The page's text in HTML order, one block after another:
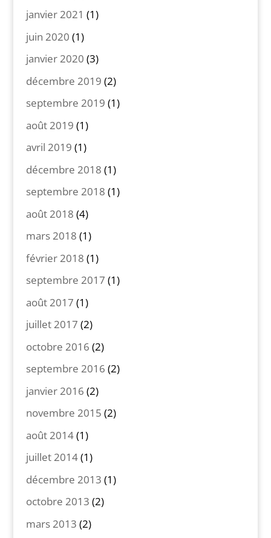
janvier 2021 (1)
juin 2020 (1)
janvier 2020 (3)
décembre 2019 (2)
septembre 2019 (1)
août 2019 (1)
avril 2019 (1)
décembre 2018 (1)
septembre 2018 (1)
août 2018 (4)
mars 2018 (1)
février 2018 (1)
septembre 2017 (1)
août 2017 (1)
juillet 2017 (2)
octobre 2016 (2)
septembre 2016 (2)
janvier 2016 (2)
novembre 2015 (2)
août 2014(1)
juillet 2014(1)
décembre 2013 (1)
octobre 2013 (2)
mars 2013 (2)